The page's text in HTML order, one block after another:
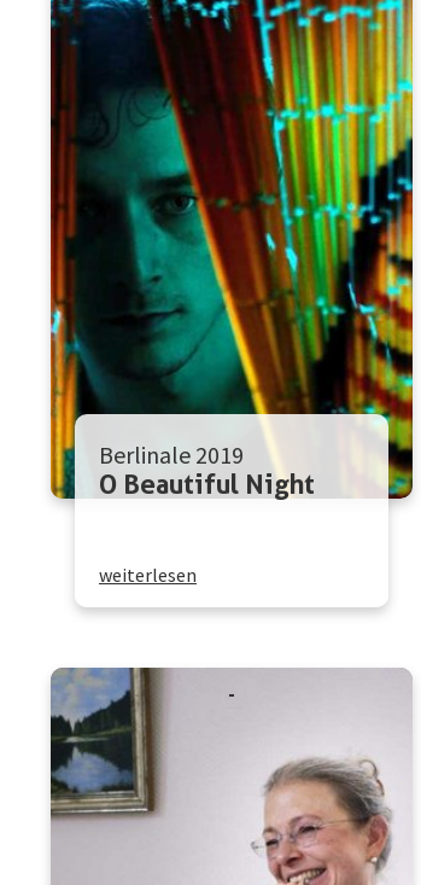
Berlinale 2019
O Beautiful Night
weiterlesen